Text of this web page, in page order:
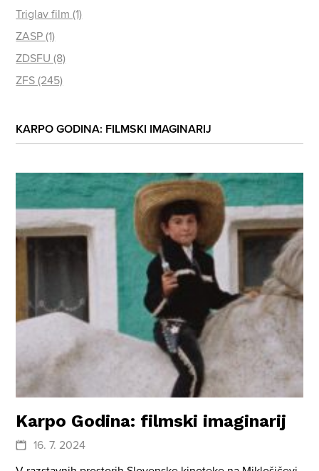
Triglav film (1)
ZASP (1)
ZDSFU (8)
ZFS (245)
KARPO GODINA: FILMSKI IMAGINARIJ
Karpo Godina: filmski imaginarij
16. 7. 2024